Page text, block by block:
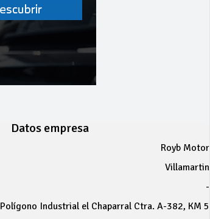
Datos empresa
Royb Motor
Villamartin
-
Polígono Industrial el Chaparral Ctra. A-382, KM 5